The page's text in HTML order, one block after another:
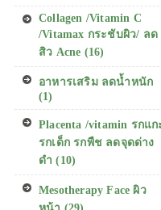
Collagen /Vitamin C
/Vitamax กระชับผิว/ ลด
สิว Acne (16)
อาหารเสริม ลดน้ำหนัก
(1)
Placenta /vitamin รกแก
รกเด็ก รกพืช ลดจุดด่าง
ดำ (10)
Mesotherapy Face ผิว